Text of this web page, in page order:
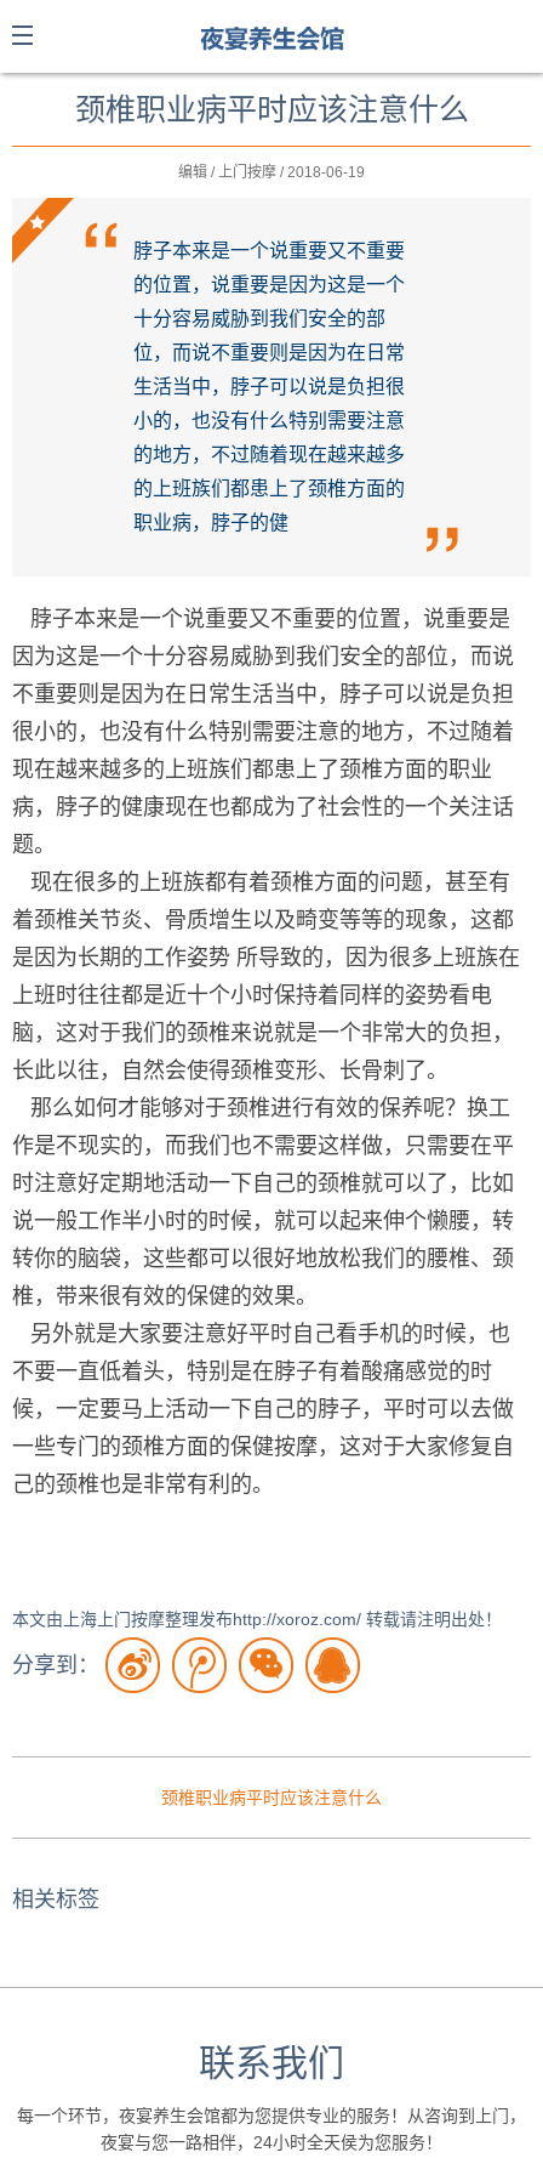
颈椎职业病平时应该注意什么
编辑 / 上门按摩 / 2018-06-19
脖子本来是一个说重要又不重要
的位置，说重要是因为这是一个
十分容易威胁到我们安全的部
位，而说不重要则是因为在日常
生活当中，脖子可以说是负担很
小的，也没有什么特别需要注意
的地方，不过随着现在越来越多
的上班族们都患上了颈椎方面的
职业病，脖子的健
脖子本来是一个说重要又不重要的位置，说重要是
因为这是一个十分容易威胁到我们安全的部位，而说
不重要则是因为在日常生活当中，脖子可以说是负担
很小的，也没有什么特别需要注意的地方，不过随着
现在越来越多的上班族们都患上了颈椎方面的职业
病，脖子的健康现在也都成为了社会性的一个关注话
题。
现在很多的上班族都有着颈椎方面的问题，甚至有
着颈椎关节炎、骨质增生以及畸变等等的现象，这都
是因为长期的工作姿势 所导致的，因为很多上班族在
上班时往往都是近十个小时保持着同样的姿势看电
脑，这对于我们的颈椎来说就是一个非常大的负担，
长此以往，自然会使得颈椎变形、长骨刺了。
那么如何才能够对于颈椎进行有效的保养呢？换工
作是不现实的，而我们也不需要这样做，只需要在平
时注意好定期地活动一下自己的颈椎就可以了，比如
说一般工作半小时的时候，就可以起来伸个懒腰，转
转你的脑袋，这些都可以很好地放松我们的腰椎、颈
椎，带来很有效的保健的效果。
另外就是大家要注意好平时自己看手机的时候，也
不要一直低着头，特别是在脖子有着酸痛感觉的时
候，一定要马上活动一下自己的脖子，平时可以去做
一些专门的颈椎方面的保健按摩，这对于大家修复自
己的颈椎也是非常有利的。
本文由上海上门按摩整理发布http://xoroz.com/ 转载请注明出处！
分享到：
颈椎职业病平时应该注意什么
相关标签
联系我们
每一个环节，夜宴养生会馆都为您提供专业的服务！从咨询到上门，
夜宴与您一路相伴，24小时全天侯为您服务！